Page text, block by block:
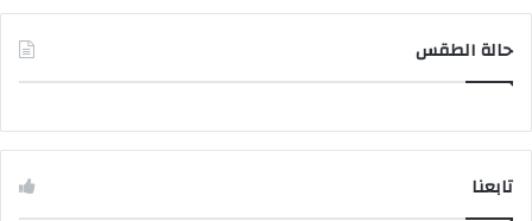
حالة الطقس
تابعنا